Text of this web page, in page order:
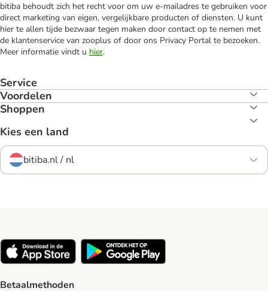
bitiba behoudt zich het recht voor om uw e-mailadres te gebruiken voor
direct marketing van eigen, vergelijkbare producten of diensten. U kunt
hier te allen tijde bezwaar tegen maken door contact op te nemen met
de klantenservice van zooplus of door ons Privacy Portal te bezoeken.
Meer informatie vindt u hier.
Service
Voordelen
Shoppen
Kies een land
bitiba.nl / nl
Betaalmethoden